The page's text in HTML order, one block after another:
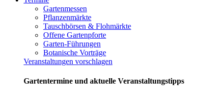
Gartenmessen
Pflanzenmärkte
Tauschbörsen & Flohmärkte
Offene Gartenpforte
Garten-Führungen
Botanische Vorträge
Veranstaltungen vorschlagen
Gartentermine und aktuelle Veranstaltungstipps